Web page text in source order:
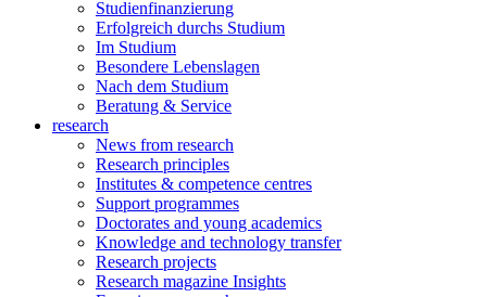
Studienfinanzierung
Erfolgreich durchs Studium
Im Studium
Besondere Lebenslagen
Nach dem Studium
Beratung & Service
research
News from research
Research principles
Institutes & competence centres
Support programmes
Doctorates and young academics
Knowledge and technology transfer
Research projects
Research magazine Insights